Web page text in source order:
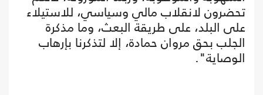
تحضرون لانقلاب مالي وسياسي، للاستيلاء
على البلد، على طريقة البعث، وما مذكرة
الجلب بحق مروان حمادة، إلا لتذكرنا بإرهاب
الوصاية".